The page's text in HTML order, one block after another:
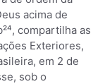
acima de
compartilha as
Exteriores,
em 2 de
sob o